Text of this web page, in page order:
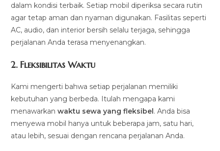
dalam kondisi terbaik. Setiap mobil diperiksa secara rutin
agar tetap aman dan nyaman digunakan. Fasilitas seperti
AC, audio, dan interior bersih selalu terjaga, sehingga
perjalanan Anda terasa menyenangkan.
2.Fleksibilitas Waktu
Kami mengerti bahwa setiap perjalanan memiliki
kebutuhan yang berbeda. Itulah mengapa kami
menawarkanwaktu sewa yang fleksibel. Anda bisa
menyewa mobil hanya untuk beberapa jam, satu hari,
atau lebih, sesuai dengan rencana perjalanan Anda.